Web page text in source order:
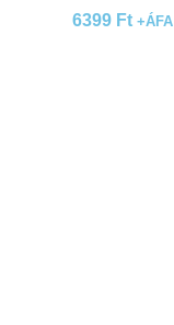
6399 Ft +ÁFA